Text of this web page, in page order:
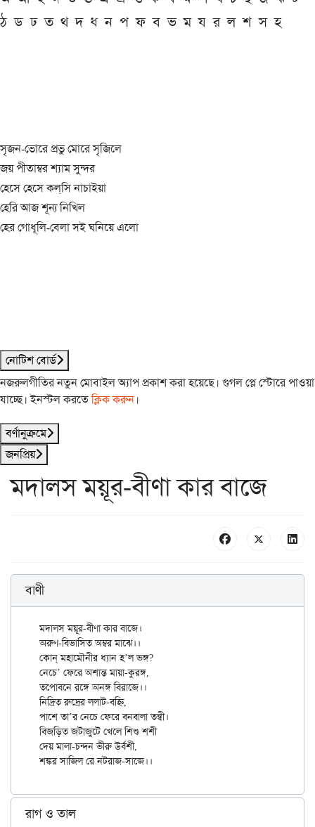
ঠ ড ঢ ত থ দ ধ ন প ফ ব ভ ম য র ল শ স হ
সৃজন-ভোরে প্রভু মোরে সৃজিলে
জয় পীতাম্বর শ্যাম সুন্দর
হেসে হেসে কল্‌সি নাচাইয়া
হেরি আজ শূন্য নিখিল
হের গোধূলি-বেলা সই ঘনিয়ে এলো
নোটিশ বোর্ড
নজরুলগীতির নতুন মোবাইল অ্যাপ প্রকাশ করা হয়েছে। গুগল প্লে স্টোরে পাওয়া
যাচ্ছে। ইনস্টল করতেক্লিক করুন।
বর্ণানুক্রমে
জনপ্রিয়
মদালস ময়ূর-বীণা কার বাজে
বাণী
মদালস ময়ূর-বীণা কার বাজে।
অরুণ-বিভাসিত অম্বর মাঝে।।
কোন্ মহামৌনীর ধ্যান হ’ল ভঙ্গ?
নেচে’ ফেরে অশান্ত মায়া-কুরঙ্গ,
তপোবনে রঙ্গে অনঙ্গ বিরাজে।।
নিদ্রিত রুদ্রের ললাট-বহ্নি,
পাশে তা’র নেচে ফেরে বনবালা তন্বী।
বিজড়িত জটাজুটে খেলে শিশু শশী
দেয় মালা-চন্দন ভীরু উর্বশী,
রাগ ও তাল